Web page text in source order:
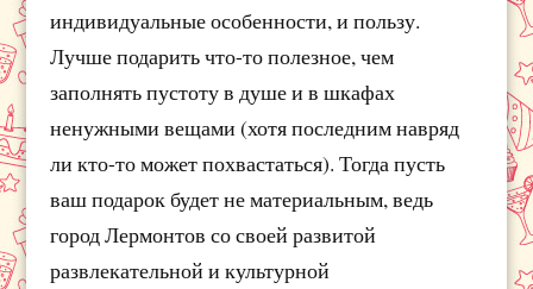
индивидуальные особенности, и пользу.
Лучше подарить что-то полезное, чем
заполнять пустоту в душе и в шкафах
ненужными вещами (хотя последним навряд
ли кто-то может похвастаться). Тогда пусть
ваш подарок будет не материальным, ведь
город Лермонтов со своей развитой
развлекательной и культурной